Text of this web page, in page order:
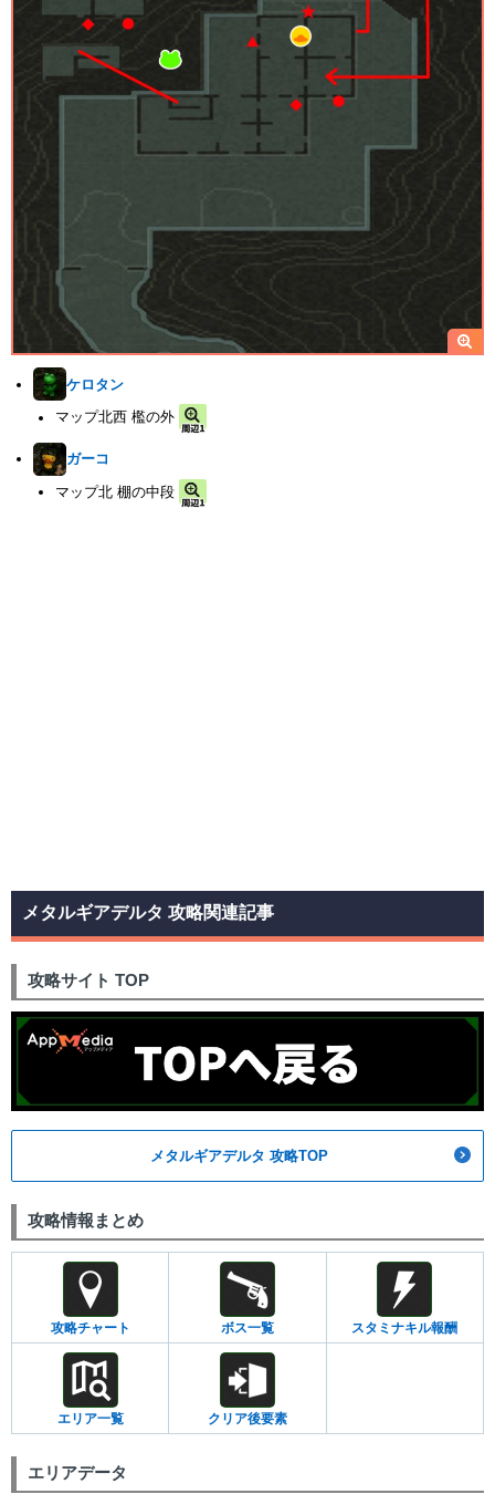
ケロタン
マップ北西 檻の外
ガーコ
マップ北 棚の中段
メタルギアデルタ 攻略関連記事
攻略サイト TOP
メタルギアデルタ 攻略TOP
攻略情報まとめ
攻略チャート ボス一覧 スタミナキル報酬
エリア一覧 クリア後要素
エリアデータ